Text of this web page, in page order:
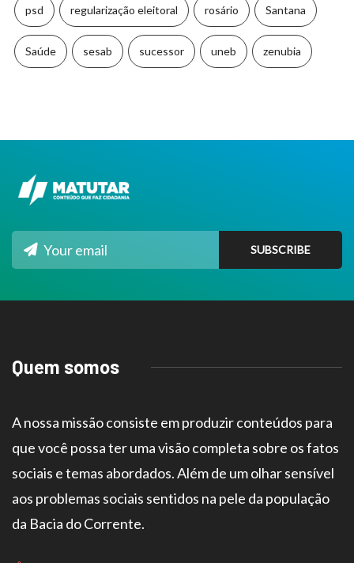
psd regularização eleitoral rosário Santana
Saúde sesab sucessor uneb zenubia
Quem somos
A nossa missão consiste em produzir conteúdos para
que você possa ter uma visão completa sobre os fatos
sociais e temas abordados. Além de um olhar sensível
aos problemas sociais sentidos na pele da população
da Bacia do Corrente.